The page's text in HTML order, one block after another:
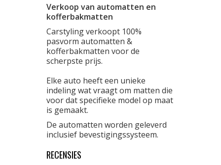
Verkoop van automatten en
kofferbakmatten
Carstyling verkoopt 100%
pasvorm automatten &
kofferbakmatten voor de
scherpste prijs.
Elke auto heeft een unieke
indeling wat vraagt om matten die
voor dat specifieke model op maat
is gemaakt.
De automatten worden geleverd
inclusief bevestigingssysteem.
RECENSIES